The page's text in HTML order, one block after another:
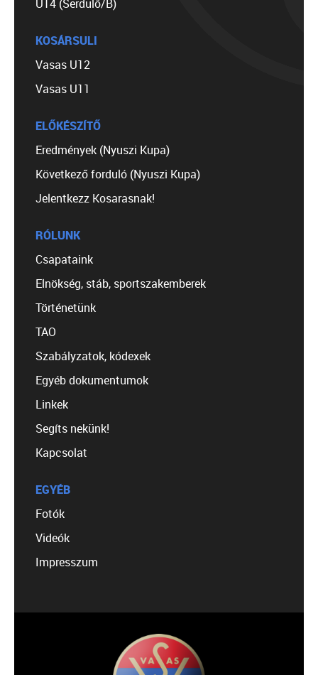
U14 (Serdülő/B)
KOSÁRSULI
Vasas U12
Vasas U11
ELŐKÉSZÍTŐ
Eredmények (Nyuszi Kupa)
Következő forduló (Nyuszi Kupa)
Jelentkezz Kosarasnak!
RÓLUNK
Csapataink
Elnökség, stáb, sportszakemberek
Történetünk
TAO
Szabályzatok, kódexek
Egyéb dokumentumok
Linkek
Segíts nekünk!
Kapcsolat
EGYÉB
Fotók
Videók
Impresszum